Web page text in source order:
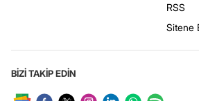
RSS
Sitene
BİZİ TAKİP EDİN